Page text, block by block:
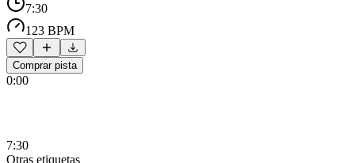
7:30
123 BPM
Comprar pista
0:00
7:30
Otras etiquetas